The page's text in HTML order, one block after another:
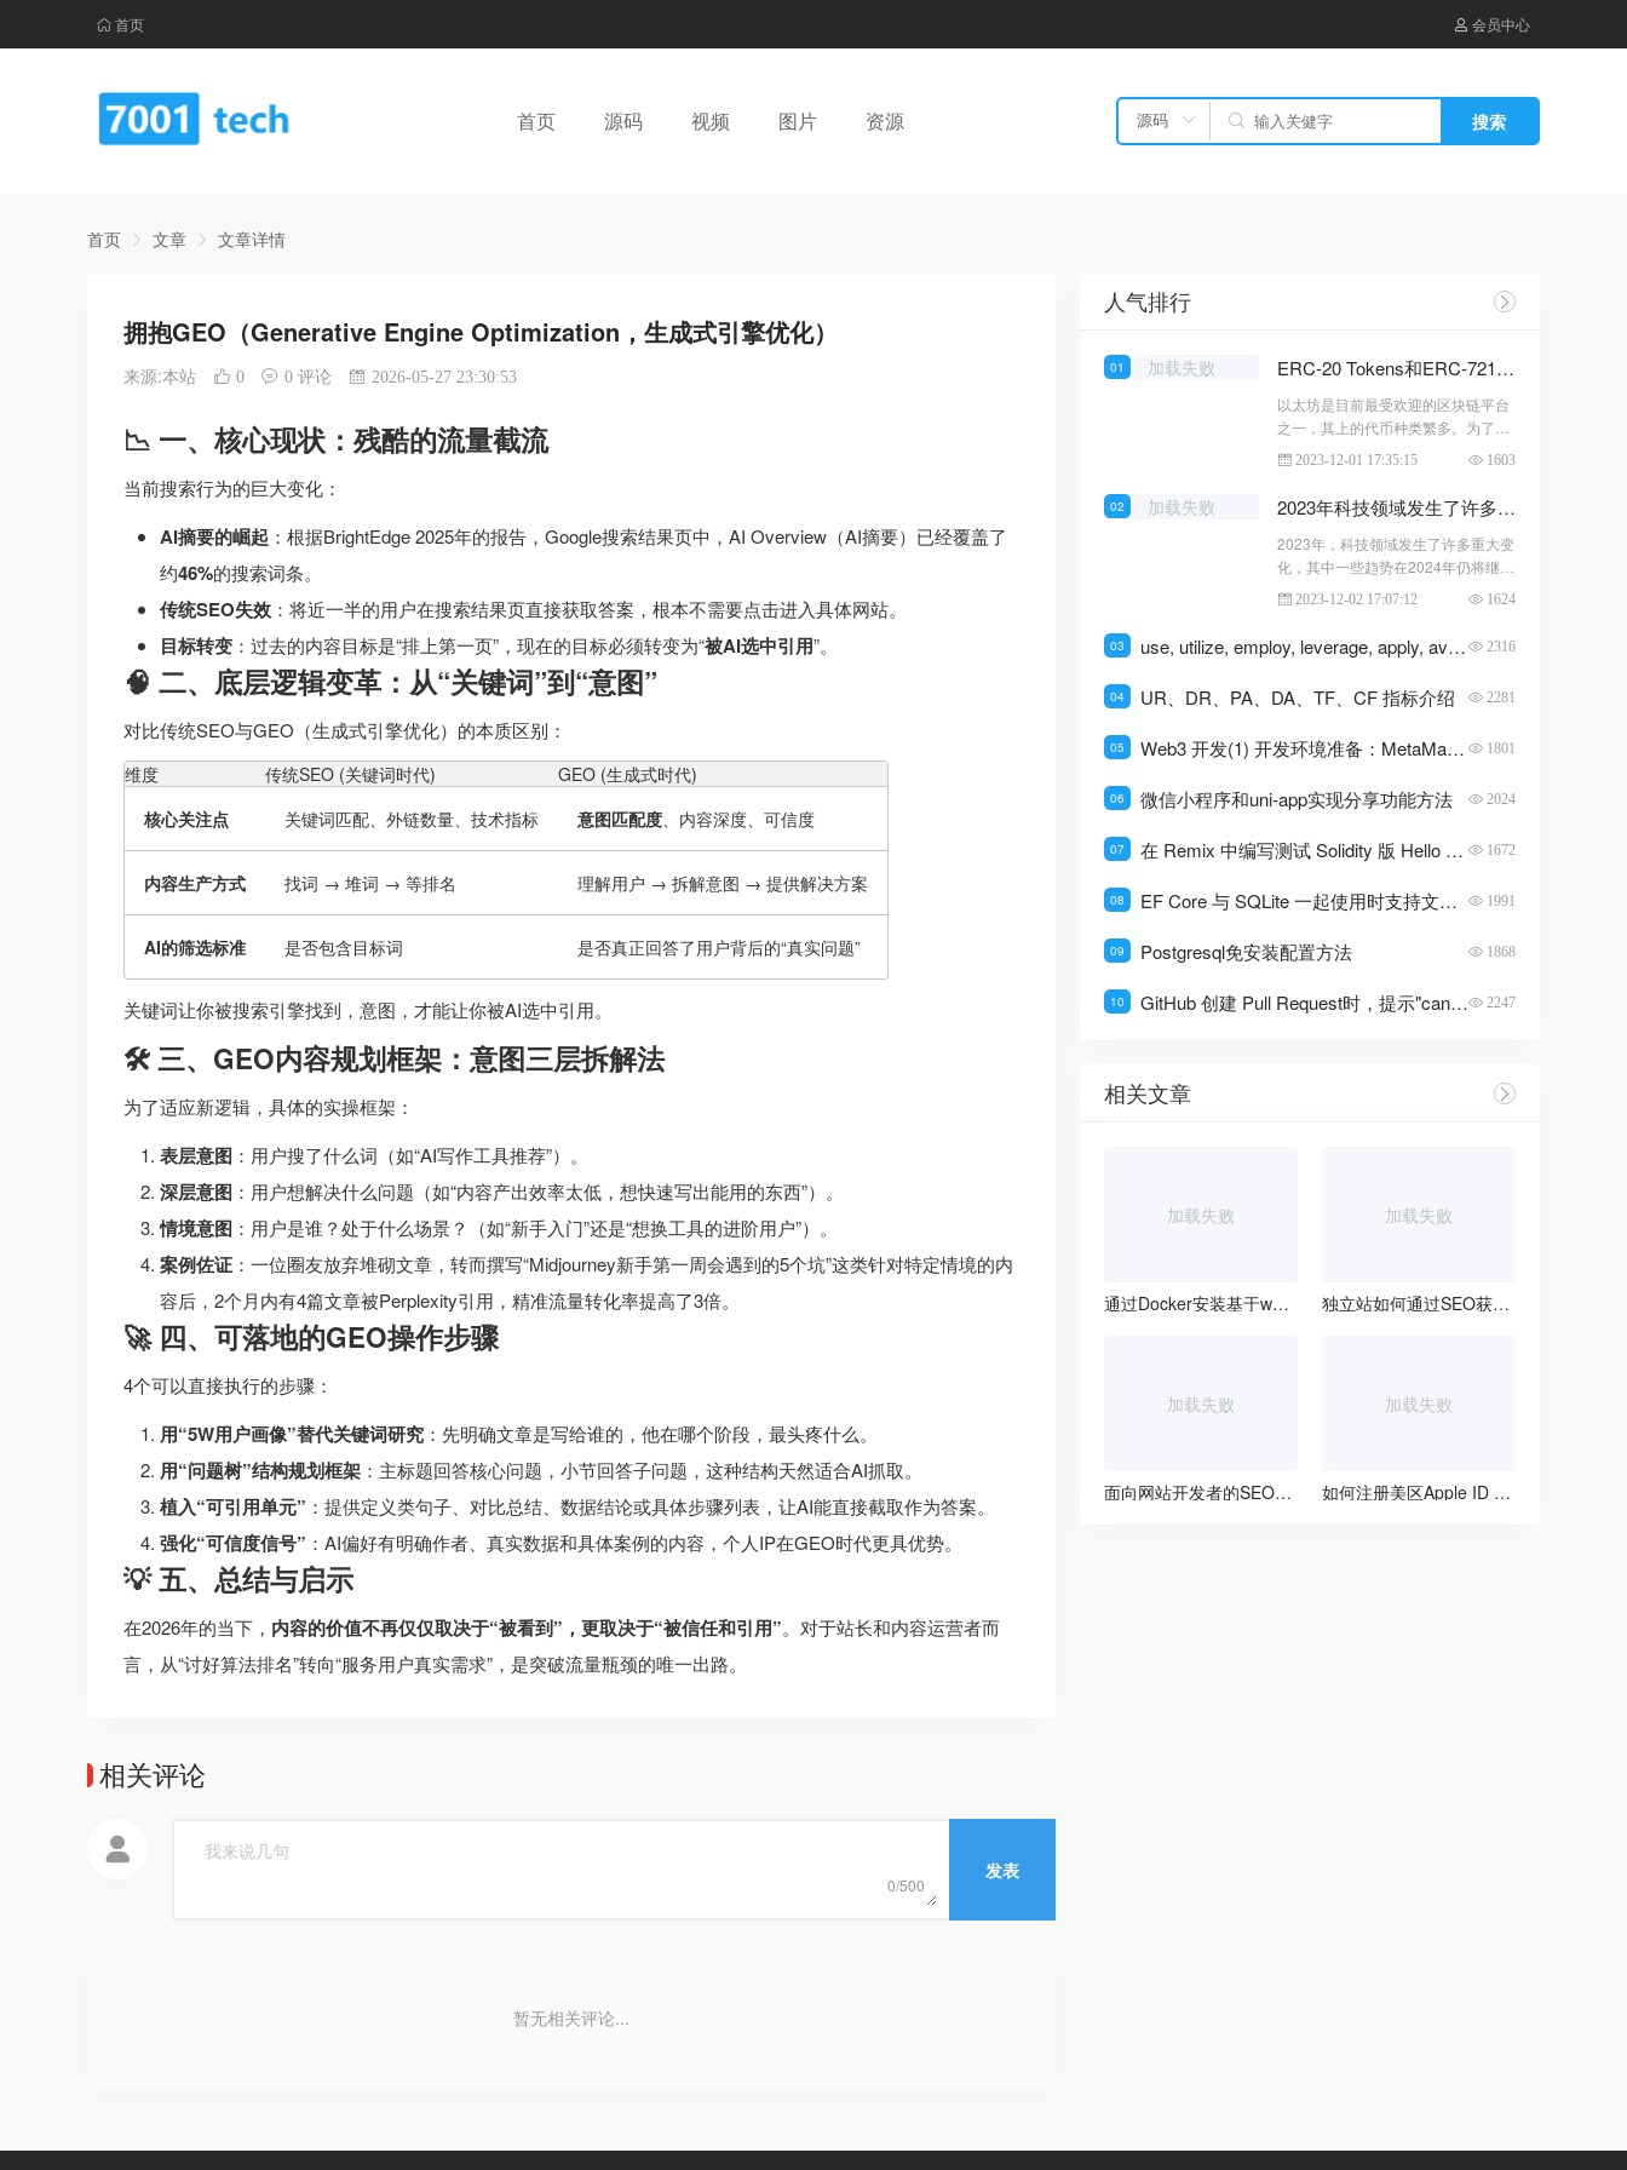
首页 会员中心
首页 源码 视频 图片 资源 搜索
首页 文章 文章详情
拥抱GEO（Generative Engine Optimization，生成式引擎优化）
来源:本站 0 0 评论 2026-05-27 23:30:53
📉 一、核心现状：残酷的流量截流
当前搜索行为的巨大变化：
AI摘要的崛起 ：根据BrightEdge 2025年的报告，Google搜索结果页中，AI Overview（AI摘要）已经覆盖了
约46%的搜索词条。
传统SEO失效 ：将近一半的用户在搜索结果页直接获取答案，根本不需要点击进入具体网站。
目标转变 ：过去的内容目标是“排上第一页”，现在的目标必须转变为“被AI选中引用”。
🧠 二、底层逻辑变革：从“关键词”到“意图”
对比传统SEO与GEO（生成式引擎优化）的本质区别：
维度 传统SEO (关键词时代)
GEO (生成式时代)
核心关注点
关键词匹配、外链数量、技术指标 意图匹配度、内容深度、可信度
内容生产方式 找词 → 堆词 → 等排名 理解用户 → 拆解意图 → 提供解决方案
AI的筛选标准 是否包含目标词 是否真正回答了用户背后的“真实问题”
关键词让你被搜索引擎找到，意图，才能让你被AI选中引用。
🛠️ 三、GEO内容规划框架：意图三层拆解法
为了适应新逻辑，具体的实操框架：
表层意图 ：用户搜了什么词（如“AI写作工具推荐”）。
深层意图 ：用户想解决什么问题（如“内容产出效率太低，想快速写出能用的东西”）。
情境意图 ：用户是谁？处于什么场景？（如“新手入门”还是“想换工具的进阶用户”）。
案例佐证 ：一位圈友放弃堆砌文章，转而撰写“Midjourney新手第一周会遇到的5个坑”这类针对特定情境的内
容后，2个月内有4篇文章被Perplexity引用，精准流量转化率提高了3倍。
🚀 四、可落地的GEO操作步骤
4个可以直接执行的步骤：
用“5W用户画像”替代关键词研究 ：先明确文章是写给谁的，他在哪个阶段，最头疼什么。
用“问题树”结构规划框架 ：主标题回答核心问题，小节回答子问题，这种结构天然适合AI抓取。
植入“可引用单元” ：提供定义类句子、对比总结、数据结论或具体步骤列表，让AI能直接截取作为答案。
强化“可信度信号” ：AI偏好有明确作者、真实数据和具体案例的内容，个人IP在GEO时代更具优势。
💡 五、总结与启示
在2026年的当下， 内容的价值不再仅仅取决于“被看到”，更取决于“被信任和引用”。对于站长和内容运营者而
言，从“讨好算法排名”转向“服务用户真实需求”，是突破流量瓶颈的唯一出路。
相关评论
0/500
发表
暂无相关评论...
人气排行
01 加载失败 ERC-20 Tokens和ERC-721 -- 以太坊上的两种代币标准
以太坊是目前最受欢迎的区块链平台
之一，其上的代币种类繁多。为了规
范代币的开发和使用，以太坊社区制
定了一系列代币标准，其中最为著名
的是ERC-20和ERC-721。ERC-20 T
okensERC-20是基于以太坊的一种代
币标准，它定义了代币的名称、符
号、总供应量、转账、合约调用等基
本属性和功能。ERC-20 Tokens具有
以下特点：可互换性：ERC-20 Toke
RC-20 Token的价值等同于另一枚 E
C...
2023-12-01 17:35:15 1603
02 加载失败 2023年科技领域发生了许多重大变化哪些趋势在2024年仍将继续发展？
2023年，科技领域发生了许多重大变
化，其中一些趋势在2024年仍将继续
发展。以下是一些值得关注的趋势。
2023-12-02 17:07:12 1624
03 use, utilize, employ, leverage, apply, avail, exploit 使用区别 2316
04 UR、DR、PA、DA、TF、CF 指标介绍 2281
05 Web3 开发(1) 开发环境准备：MetaMask、Remix、Etherscan 1801
06 微信小程序和uni-app实现分享功能方法 2024
07 在 Remix 中编写测试 Solidity 版 Hello World 1672
08 EF Core 与 SQLite 一起使用时支持文本大小写不敏感 1991
09 Postgresql免安装配置方法 1868
10 GitHub 创建 Pull Request时，提示"can't automatically merge"的解决办法 2247
相关文章
加载失败
通过Docker安装基于web的轻量级数据库管理工具Adminer
加载失败
独立站如何通过SEO获取自然流量
加载失败
面向网站开发者的SEO实用技术指南
加载失败
如何注册美区Apple ID 并解决支付问题？